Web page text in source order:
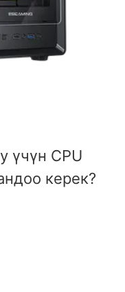
үчүн CPU
керек?